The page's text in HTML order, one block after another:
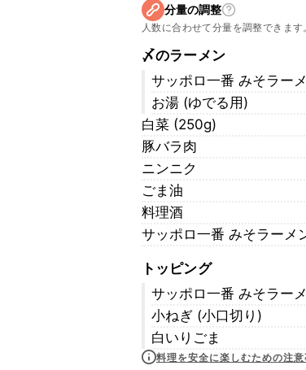
分量の調整
人数に合わせて分量を調整できま
〆のラーメン
サッポロ一番 みそラー
お湯 (ゆでる用)
白菜 (250g)
豚バラ肉
ニンニク
ごま油
料理酒
サッポロ一番 みそラーメ
トッピング
サッポロ一番 みそラー
小ねぎ (小口切り)
白いりごま
料理を安全に楽しむための注意